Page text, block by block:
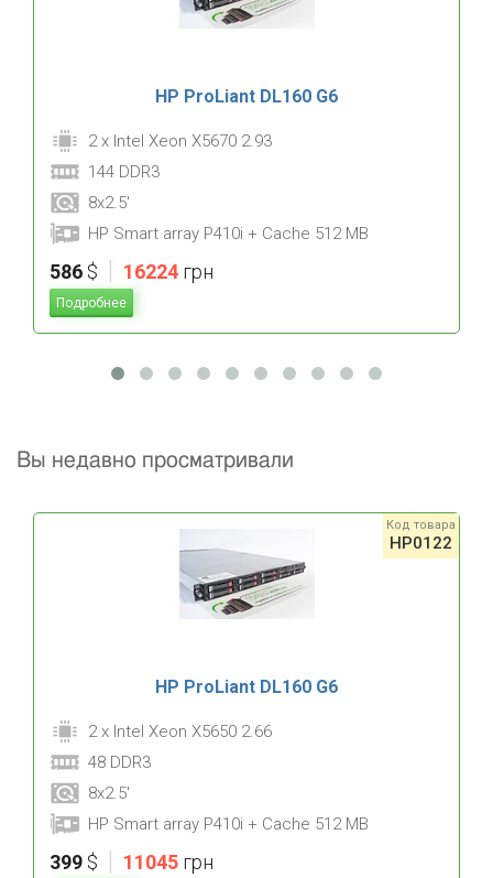
HP ProLiant DL160 G6
2 x Intel Xeon X5670 2.93
144 DDR3
8x2.5'
HP Smart array P410i + Cache 512 MB
586 $ | 16224 грн
Подробнее
Вы недавно просматривали
HP ProLiant DL160 G6
Код товара
HP0122
2 x Intel Xeon X5650 2.66
48 DDR3
8x2.5'
HP Smart array P410i + Cache 512 MB
399 $ | 11045 грн